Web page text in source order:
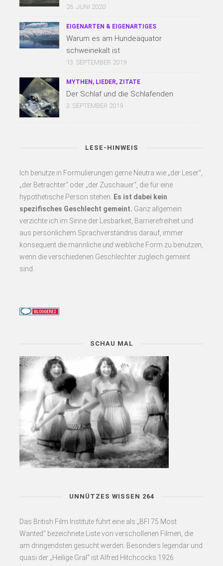
26. JUNI 2020
EIGENARTEN & EIGENARTIGES
Warum es am Hundeäquator
schweinekalt ist
13. SEPTEMBER 2019
MYTHEN, LIEDER, ZITATE
Der Schlaf und die Schlafenden
3. SEPTEMBER 2019
LESE-HINWEIS
Ich benutze in Formulierungen gerne Neutra wie „der Leser“,
„der Betrachter“ oder „der Zuschauer“, die für eine
hypothetische Person stehen.
Es ist dabei kein
spezifisches Geschlecht gemeint. Ganz allgemein
verzichte ich im Sinne der Lesbarkeit, Barrierefreiheit und
aus persönlichem Sprachverständnis darauf, immer
konsequent die männlicheundweibliche Form zu benutzen,
wenn die verschiedenen Geschlechter zugleich gemeint
sind.
SCHAU MAL
UNNÜTZES WISSEN 264
Das British Film Institute führt eine als „BFI 75 Most
Wanted“ bezeichnete Liste von verschollenen Filmen, die
am dringendsten gesucht werden. Besonders legendär und
quasi der „Heilige Gral“ ist Alfred Hitchcocks 1926